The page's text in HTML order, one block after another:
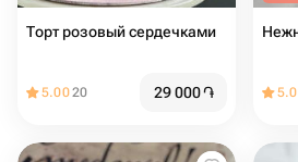
Торт розовый сердечками
5.0020 29 000֏